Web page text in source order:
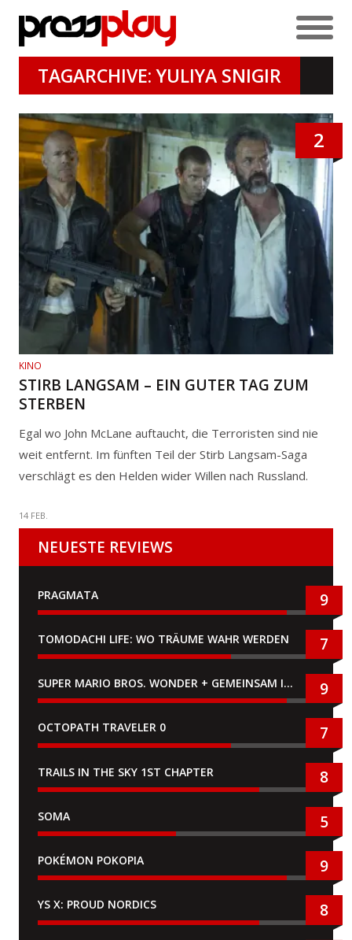
TAGARCHIVE: YULIYA SNIGIR
2
KINO
STIRB LANGSAM – EIN GUTER TAG ZUM
STERBEN
Egal wo John McLane auftaucht, die Terroristen sind nie
weit entfernt. Im fünften Teil der Stirb Langsam-Saga
verschlägt es den Helden wider Willen nach Russland.
14 FEB.
NEUESTE REVIEWS
PRAGMATA 9
TOMODACHI LIFE: WO TRÄUME WAHR WERDEN 7
SUPER MARIO BROS. WONDER + GEMEINSAM IM BELLABEL-PARK 9
OCTOPATH TRAVELER 0 7
TRAILS IN THE SKY 1ST CHAPTER 8
SOMA 5
POKÉMON POKOPIA 9
YS X: PROUD NORDICS 8